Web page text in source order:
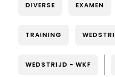
DIVERSE EXAMEN
TRAINING
WEDSTRIJD - WKF